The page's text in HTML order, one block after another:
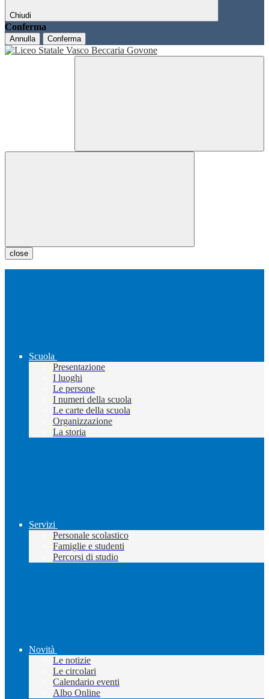
Chiudi
Conferma
Annulla Conferma
close
Scuola
Presentazione
I luoghi
Le persone
I numeri della scuola
Le carte della scuola
Organizzazione
La storia
Servizi
Personale scolastico
Famiglie e studenti
Percorsi di studio
Novità
Le notizie
Le circolari
Calendario eventi
Albo Online